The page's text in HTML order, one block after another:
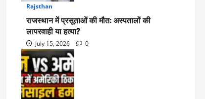
Rajsthan
राजस्थान में प्रसूताओं की मौत: अस्पतालों की
लापरवाही या हत्या?
July 15, 2026 0